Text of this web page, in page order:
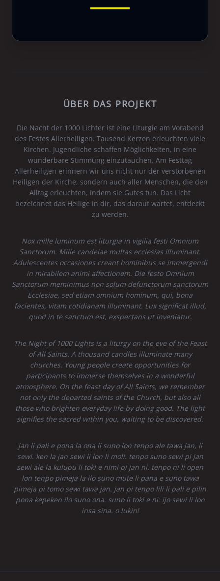
ÜBER DAS PROJEKT
Die Nacht der 1000 Lichter ist eine Liturgie am Vorabend
des Festes Allerheiligen. Tausend Kerzen erleuchten viele
Kirchen. Jugendliche schaffen Möglichkeiten, in eine
wunderbare Stimmung einzutauchen. Am Festtag
Allerheiligen erinnern wir uns nicht nur der verstorbenen
Heiligen der Kirche, sondern auch aller Menschen, die den
Alltag erleuchten, indem sie Gutes tun. Das Licht
bezeichnet das Heilige in dir, das darauf wartet, entdeckt
zu werden.
Nox mille luminum est liturgia in vigilia festi Omnium
Sanctorum. Mille candelae multas ecclesias illuminant.
Adulescentes occasiones creant hominibus se immergendi
in mirabilem animi affectionem. Die festo Omnium
Sanctorum meminimus non solum defunctorum sanctorum
Ecclesiae, sed etiam omnium hominum, qui, bona
facientes, vitam cotidianam illuminant. Lux significat illud,
quod in te sanctum est, exspectans ut inveniatur.
The Night of 1000 Lights is a liturgy on the eve of the Feast
of All Saints. A thousand candles illuminate many
churches. Young people create opportunities for
participants to immerse themselves in a wonderful
atmosphere. On the feast day of All Saints, we remember
not only the departed saints of the Church, but also all
those who brighten everyday life by doing good. The light
signifies the sacred within you, waiting to be discovered.
jan li pali e pona la ona li suno lon tenpo ale tawa jan, li
sewi. ken la jan sewi li lon li moli. tenpo suno sewi pi jan
sewi ale la kulupu li toki e nimi pi jan ni. tenpo ni li open
lon tenpo pimeja la ilo suno mute li pana e suno tawa
pimeja pi tomo sewi tawa jan. jan pi tenpo lili li pali e pilin
pona kepeken ilo suno ona. suno li toki e ni: ijo sewi li lon
insa sina. o lukin!